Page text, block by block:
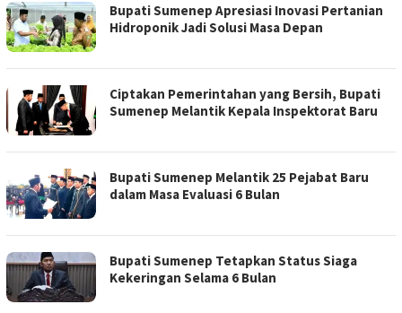
Bupati Sumenep Apresiasi Inovasi Pertanian
Hidroponik Jadi Solusi Masa Depan
Ciptakan Pemerintahan yang Bersih, Bupati
Sumenep Melantik Kepala Inspektorat Baru
Bupati Sumenep Melantik 25 Pejabat Baru
dalam Masa Evaluasi 6 Bulan
Bupati Sumenep Tetapkan Status Siaga
Kekeringan Selama 6 Bulan